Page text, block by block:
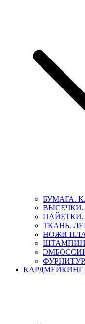
БУМАГА.
ВЫСЕЧКИ.
ПАЙЕТКИ.
ТКАНЬ.
НОЖИ
ФУРНИТУРА
КАРДМЕЙКИНГ